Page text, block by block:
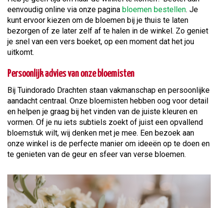
eenvoudig online via onze pagina bloemen bestellen. Je
kunt ervoor kiezen om de bloemen bij je thuis te laten
bezorgen of ze later zelf af te halen in de winkel. Zo geniet
je snel van een vers boeket, op een moment dat het jou
uitkomt.
Persoonlijk advies van onze bloemisten
Bij Tuindorado Drachten staan vakmanschap en persoonlijke
aandacht centraal. Onze bloemisten hebben oog voor detail
en helpen je graag bij het vinden van de juiste kleuren en
vormen. Of je nu iets subtiels zoekt of juist een opvallend
bloemstuk wilt, wij denken met je mee. Een bezoek aan
onze winkel is de perfecte manier om ideeën op te doen en
te genieten van de geur en sfeer van verse bloemen.